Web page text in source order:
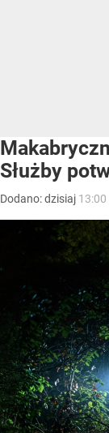
Służby
Dodano:dzisiaj 13:00